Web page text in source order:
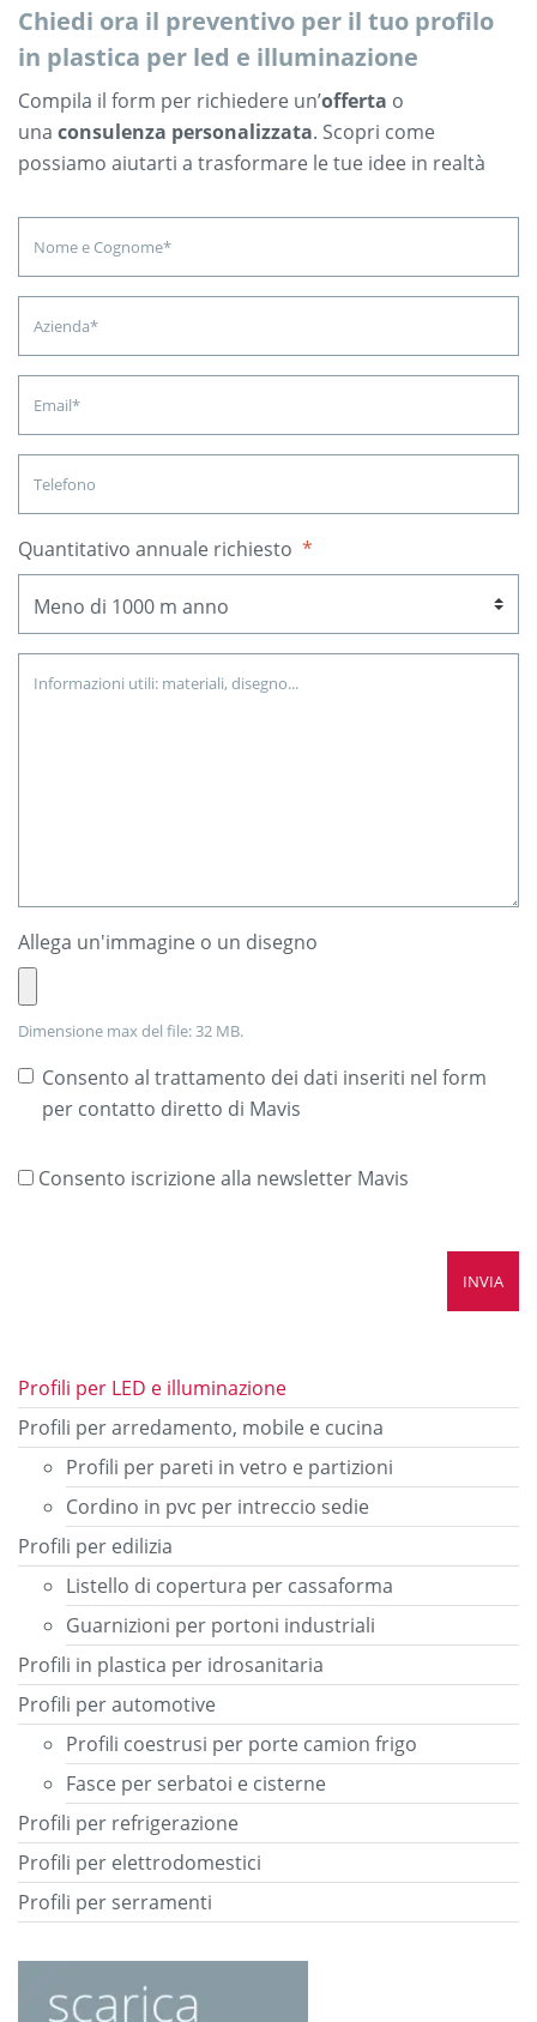
Chiedi ora il preventivo per il tuo profilo
in plastica per led e illuminazione
Compila il form per richiedere un’offerta o
una consulenza personalizzata. Scopri come
possiamo aiutarti a trasformare le tue idee in realtà
Quantitativo annuale richiesto *
Allega un'immagine o un disegno
Dimensione max del file: 32 MB.
Consento al trattamento dei dati inseriti nel form
per contatto diretto di Mavis
Consento iscrizione alla newsletter Mavis
Profili per LED e illuminazione
Profili per arredamento, mobile e cucina
Profili per pareti in vetro e partizioni
Cordino in pvc per intreccio sedie
Profili per edilizia
Listello di copertura per cassaforma
Guarnizioni per portoni industriali
Profili in plastica per idrosanitaria
Profili per automotive
Profili coestrusi per porte camion frigo
Fasce per serbatoi e cisterne
Profili per refrigerazione
Profili per elettrodomestici
Profili per serramenti